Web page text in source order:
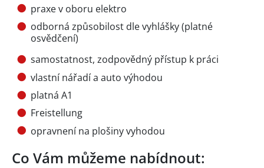
praxe v oboru elektro
odborná způsobilost dle vyhlášky (platné
osvědčení)
samostatnost, zodpovědný přístup k práci
vlastní nářadí a auto výhodou
platná A1
Freistellung
opravnení na plošiny vyhodou
Co Vám můžeme nabídnout: